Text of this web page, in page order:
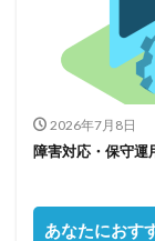
2026年7月8日
障害対応・保守運
あなたにおす